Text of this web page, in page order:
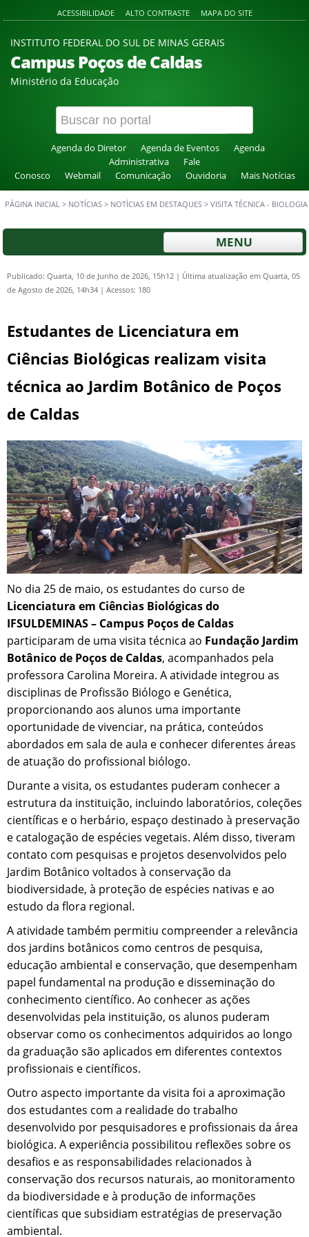
ACESSIBILIDADE ALTO CONTRASTE MAPA DO SITE
INSTITUTO FEDERAL DO SUL DE MINAS GERAIS
Campus Poços de Caldas
Ministério da Educação
Agenda do Diretor Agenda de Eventos
Agenda
Administrativa
Fale
Conosco
Webmail Comunicação Ouvidoria Mais Notícias
PÁGINA INICIAL > NOTÍCIAS > NOTÍCIAS EM DESTAQUES > VISITA TÉCNICA - BIOLOGIA
MENU
Publicado: Quarta, 10 de Junho de 2026, 15h12 | Última atualização em Quarta, 05
de Agosto de 2026, 14h34 | Acessos: 180
Estudantes de Licenciatura em
Ciências Biológicas realizam visita
técnica ao Jardim Botânico de Poços
de Caldas
No dia 25 de maio, os estudantes do curso de
Licenciatura em Ciências Biológicas do
IFSULDEMINAS – Campus Poços de Caldas
participaram de uma visita técnica ao Fundação Jardim
Botânico de Poços de Caldas, acompanhados pela
professora Carolina Moreira. A atividade integrou as
disciplinas de Profissão Biólogo e Genética,
proporcionando aos alunos uma importante
oportunidade de vivenciar, na prática, conteúdos
abordados em sala de aula e conhecer diferentes áreas
de atuação do profissional biólogo.
Durante a visita, os estudantes puderam conhecer a
estrutura da instituição, incluindo laboratórios, coleções
científicas e o herbário, espaço destinado à preservação
e catalogação de espécies vegetais. Além disso, tiveram
contato com pesquisas e projetos desenvolvidos pelo
Jardim Botânico voltados à conservação da
biodiversidade, à proteção de espécies nativas e ao
estudo da flora regional.
A atividade também permitiu compreender a relevância
dos jardins botânicos como centros de pesquisa,
educação ambiental e conservação, que desempenham
papel fundamental na produção e disseminação do
conhecimento científico. Ao conhecer as ações
desenvolvidas pela instituição, os alunos puderam
observar como os conhecimentos adquiridos ao longo
da graduação são aplicados em diferentes contextos
profissionais e científicos.
Outro aspecto importante da visita foi a aproximação
dos estudantes com a realidade do trabalho
desenvolvido por pesquisadores e profissionais da área
biológica. A experiência possibilitou reflexões sobre os
desafios e as responsabilidades relacionados à
conservação dos recursos naturais, ao monitoramento
da biodiversidade e à produção de informações
científicas que subsidiam estratégias de preservação
ambiental.